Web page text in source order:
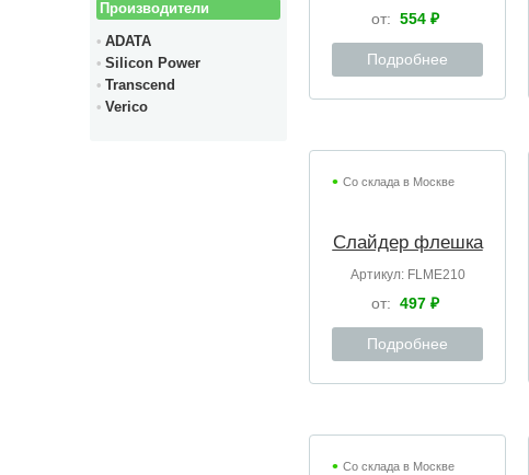
Производители
ADATA
Silicon Power
Transcend
Verico
от: 554 ₽
Подробнее
Со склада в Москве
Слайдер флешка
Артикул: FLME210
от: 497 ₽
Подробнее
Со склада в Москве